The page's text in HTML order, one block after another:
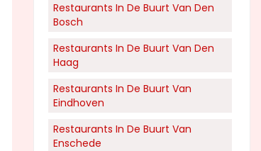
Restaurants In De Buurt Van Den
Bosch
Restaurants In De Buurt Van Den
Haag
Restaurants In De Buurt Van
Eindhoven
Restaurants In De Buurt Van
Enschede